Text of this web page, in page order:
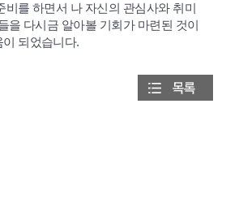
비를 하면서 나 자신의 관심사와 취미
을 다시금 알아볼 기회가 마련된 것이
되었습니다.